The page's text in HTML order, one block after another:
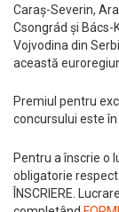
Caraș-Severin,
Csongrád și Bács-
Vojvodina din
această
Premiul pentru
concursului este
Pentru a înscrie o
obligatorie
ÎNSCRIERE.